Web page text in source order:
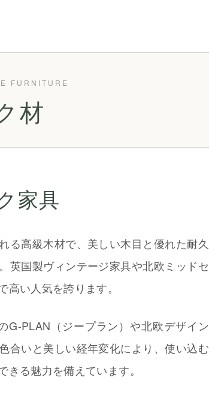
材
家具
る高級木材で、美しい木目と優れた耐久
英国製ヴィンテージ家具や北欧ミッドセ
い人気を誇ります。
G-PLAN（ジープラン）や北欧デザイン
合いと美しい経年変化により、使い込む
る魅力を備えています。